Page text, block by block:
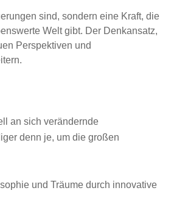
sind, sondern eine Kraft, die
Welt gibt. Der Denkansatz,
Perspektiven und
an sich verändernde
denn je, um die großen
und Träume durch innovative